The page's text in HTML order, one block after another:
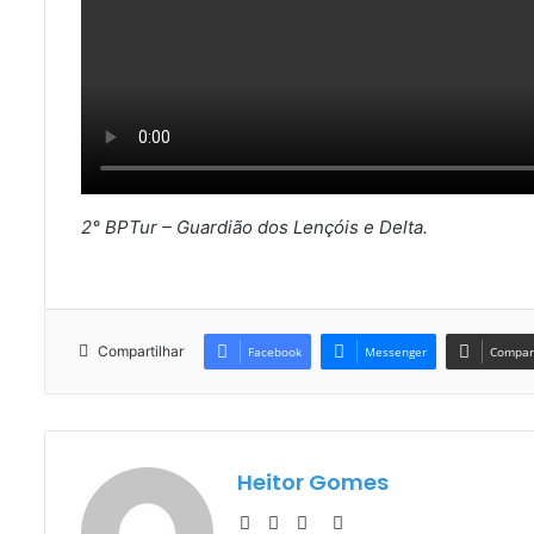
2° BPTur – Guardião dos Lençóis e Delta.
Compartilhar Facebook Messenger
Heitor Gomes
WebsiteFacebook
YouTube
Instagram